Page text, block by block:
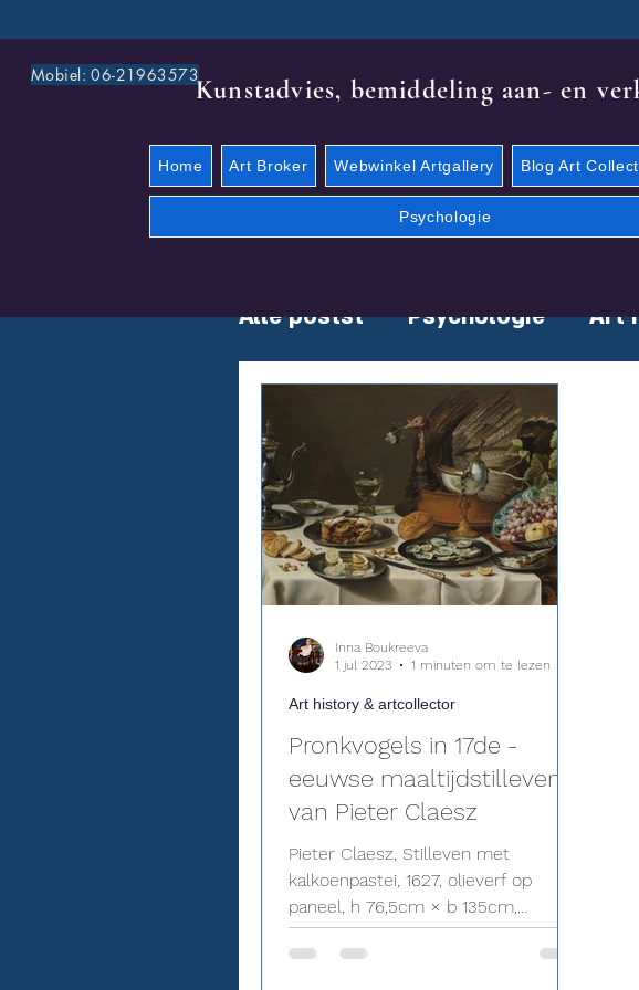
Mobiel: 06-21963573Kunstadvies, bemiddeling aan- en
Home Art Broker Webwinkel Artgallery Blog Art
Psychologie
Alle postst Psychologie Art
Pronkvogels in 17de -
eeuwse maaltijdstillevens
van Pieter Claesz
Pieter Claesz, Stilleven met
kalkoenpastei, 1627, olieverf op
paneel, h 76,5cm × b 135cm,
Rijksmuseum Amsterdam,
Amsterdam, inv. nr. SK-A-4646 (afb.
Art history & artcollector
Inna Boukreeva
1 jul 2023
1 minuten om te lezen